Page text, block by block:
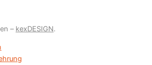
– kexDESIGN.